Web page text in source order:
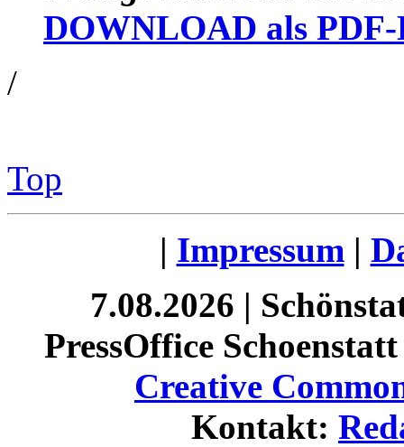
DOWNLOAD als
/
Top
| Impressum |
7.08.2026 |
PressOffice
Creative
Kontakt: